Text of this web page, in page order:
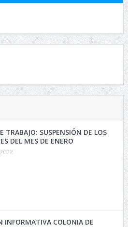
TRABAJO: SUSPENSIÓN DE LOS
DEL MES DE ENERO
INFORMATIVA COLONIA DE